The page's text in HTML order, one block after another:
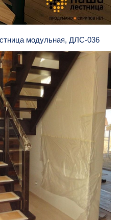
модульная, ДЛС-036